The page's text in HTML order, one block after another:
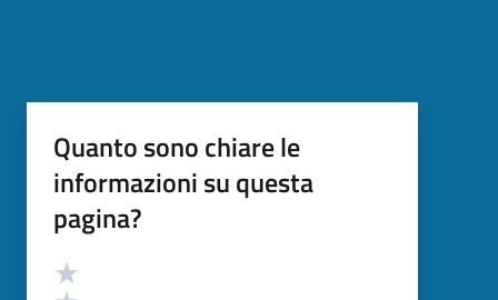
Quanto sono chiare le
informazioni su questa
pagina?
Valutazione